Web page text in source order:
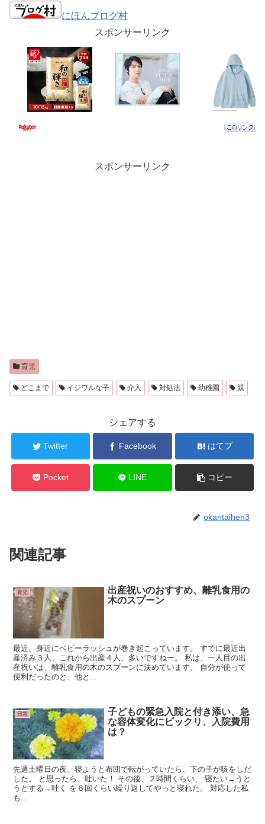
にほんブログ村
スポンサーリンク
スポンサーリンク
育児
どこまで イジワルな子 介入 対処法 幼稚園 親
シェアする
Twitter Facebook はてブ
Pocket LINE コピー
okantaihen3
関連記事
育児
出産祝いのおすすめ、離乳食用の
木のスプーン
最近、身近にベビーラッシュが巻き起こっています。 すでに最近出
産済み３人、これから出産４人、多いですねー。 私は、一人目の出
産祝いは、離乳食用の木のスプーンに決めています。 自分が使って
便利だったのと、他と...
日常
子どもの緊急入院と付き添い、急
な容体変化にビックリ、入院費用
は？
先週土曜日の夜、寝ようと布団で転がっていたら、下の子が咳をしだ
した。 と思ったら、吐いた！ その後、２時間くらい、 寝たい→うと
うとする→吐く を６回くらい繰り返してやっと寝れた。 対応した私
も...